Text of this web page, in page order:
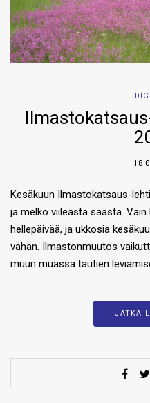
Kesäkuun Ilmastokatsaus-
ja melko viileästä säästä.
hellepäivää, ja ukkosia
vähän. Ilmastonmuutos
muun muassa tautien
JATKA